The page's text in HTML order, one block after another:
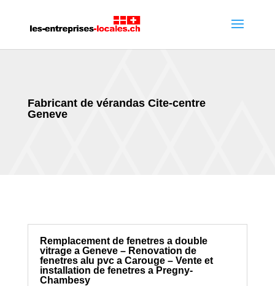
Fabricant de vérandas Cite-centre
Geneve
Remplacement de fenetres a double
vitrage a Geneve – Renovation de
fenetres alu pvc a Carouge – Vente et
installation de fenetres a Pregny-
Chambesy